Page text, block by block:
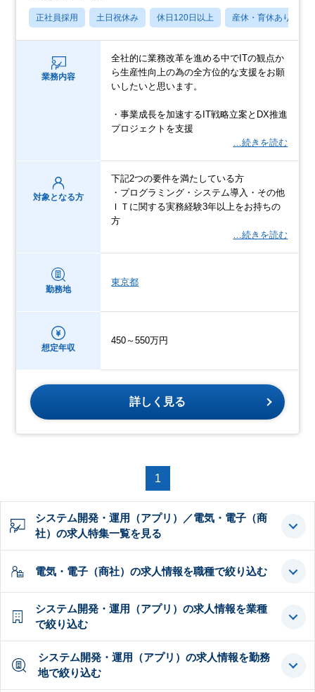
正社員採用 土日祝休み 休日120日以上 産休・育休あり
業務内容
全社的に業務改革を進める中でITの観点か
ら生産性向上の為の全方位的な支援をお願
いしたいと思います。
・事業成長を加速するIT戦略立案とDX推進
プロジェクトを支援
…続きを読む
対象となる方
下記2つの要件を満たしている方
・プログラミング・システム導入・その他
ＩＴに関する実務経験3年以上をお持ちの
方
…続きを読む
勤務地
東京都
想定年収
450～550万円
詳しく見る
1
システム開発・運用（アプリ）／電気・電子（商
社）の求人特集一覧を見る
電気・電子（商社）の求人情報を職種で絞り込む
システム開発・運用（アプリ）の求人情報を業種
で絞り込む
システム開発・運用（アプリ）の求人情報を勤務
地で絞り込む